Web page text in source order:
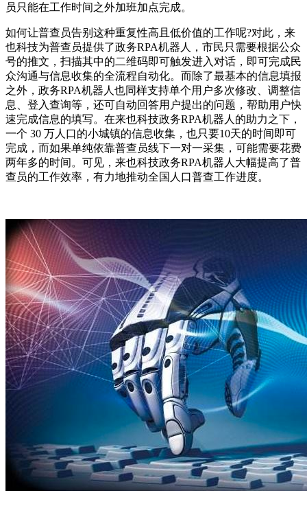
员只能在工作时间之外加班加点完成。
如何让普查员告别这种重复性高且低价值的工作呢?对此，来
也科技为普查员提供了政务RPA机器人，市民只需要根据公众
号的推文，扫描其中的二维码即可触发进入对话，即可完成民
众沟通与信息收集的全流程自动化。而除了最基本的信息填报
之外，政务RPA机器人也同样支持单个用户多次修改、调整信
息、登入查询等，还可自动回答用户提出的问题，帮助用户快
速完成信息的填写。在来也科技政务RPA机器人的助力之下，
一个 30 万人口的小城镇的信息收集，也只要10天的时间即可
完成，而如果单纯依靠普查员线下一对一采集，可能需要花费
两年多的时间。可见，来也科技政务RPA机器人大幅提高了普
查员的工作效率，有力地推动全国人口普查工作进度。